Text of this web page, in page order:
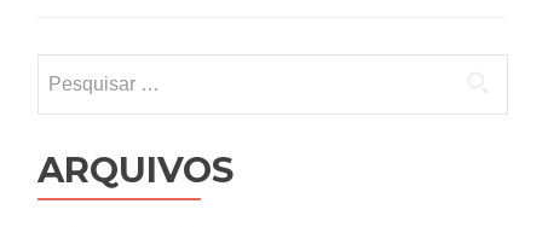
por:
ARQUIVOS